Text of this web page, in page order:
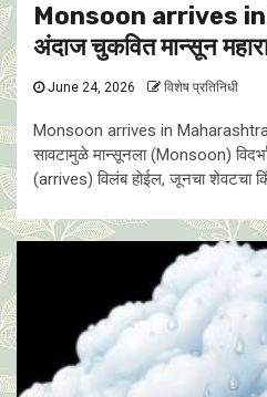
Monsoon arrives
अंदाज चुकवित मान्सून
June 24, 2026 विशेष प्रतिनिधी
Monsoon arrives in Maharashtra
सावटामुळे मान्सूनला (Monsoon)
(arrives) विलंब हाेईल, जूनचा शेवटचा